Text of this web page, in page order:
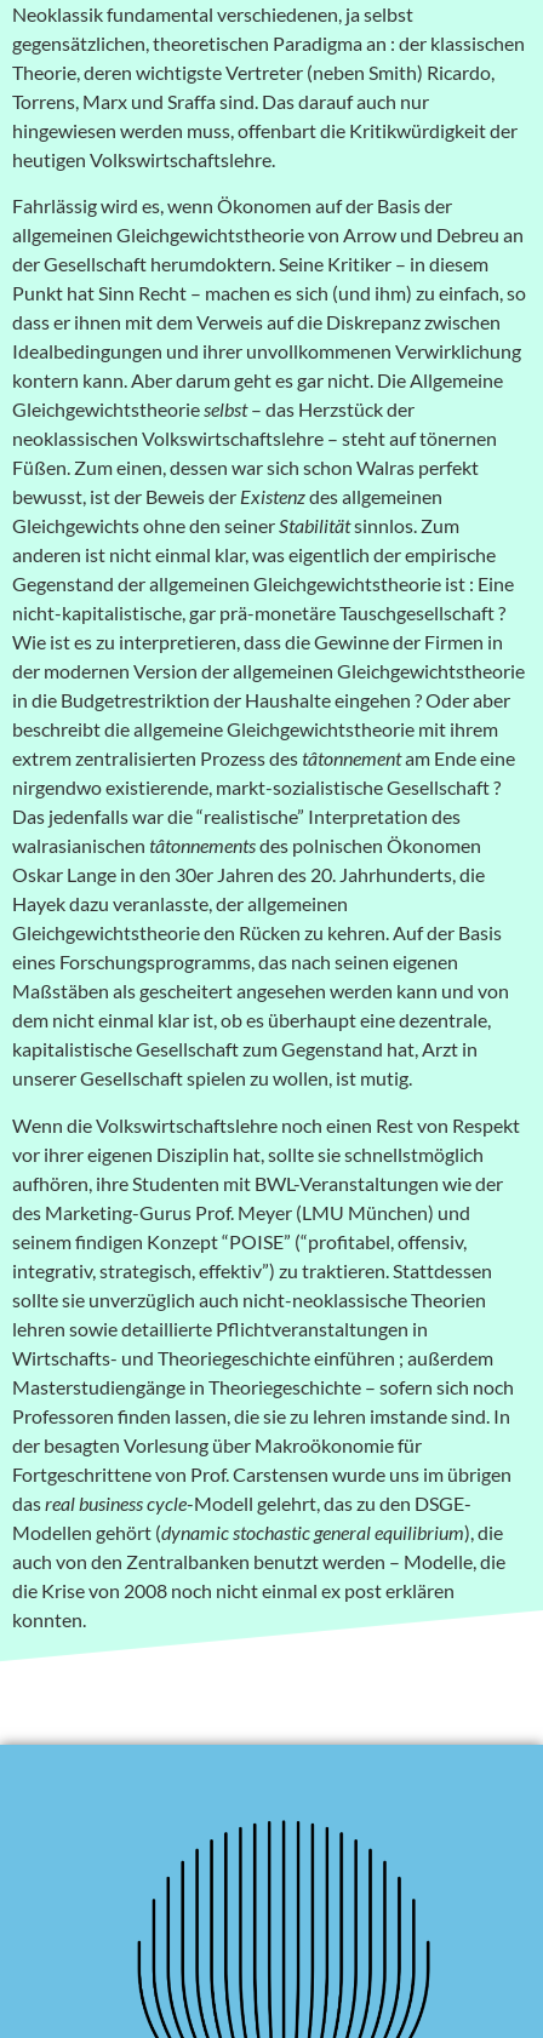
Neoklassik fundamental verschiedenen, ja selbst
gegensätzlichen, theoretischen Paradigma an : der klassischen
Theorie, deren wichtigste Vertreter (neben Smith) Ricardo,
Torrens, Marx und Sraffa sind. Das darauf auch nur
hingewiesen werden muss, offenbart die Kritikwürdigkeit der
heutigen Volkswirtschaftslehre.
Fahrlässig wird es, wenn Ökonomen auf der Basis der
allgemeinen Gleichgewichtstheorie von Arrow und Debreu an
der Gesellschaft herumdoktern. Seine Kritiker – in diesem
Punkt hat Sinn Recht – machen es sich (und ihm) zu einfach, so
dass er ihnen mit dem Verweis auf die Diskrepanz zwischen
Idealbedingungen und ihrer unvollkommenen Verwirklichung
kontern kann. Aber darum geht es gar nicht. Die Allgemeine
Gleichgewichtstheorieselbst– das Herzstück der
neoklassischen Volkswirtschaftslehre – steht auf tönernen
Füßen. Zum einen, dessen war sich schon Walras perfekt
bewusst, ist der Beweis der Existenzdes allgemeinen
Gleichgewichts ohne den seinerStabilitätsinnlos. Zum
anderen ist nicht einmal klar, was eigentlich der empirische
Gegenstand der allgemeinen Gleichgewichtstheorie ist : Eine
nicht-kapitalistische, gar prä-monetäre Tauschgesellschaft ?
Wie ist es zu interpretieren, dass die Gewinne der Firmen in
der modernen Version der allgemeinen Gleichgewichtstheorie
in die Budgetrestriktion der Haushalte eingehen ? Oder aber
beschreibt die allgemeine Gleichgewichtstheorie mit ihrem
extrem zentralisierten Prozess destâtonnementam Ende eine
nirgendwo existierende, markt-sozialistische Gesellschaft ?
Das jedenfalls war die “realistische” Interpretation des
walrasianischen tâtonnementsdes polnischen Ökonomen
Oskar Lange in den 30er Jahren des 20. Jahrhunderts, die
Hayek dazu veranlasste, der allgemeinen
Gleichgewichtstheorie den Rücken zu kehren. Auf der Basis
eines Forschungsprogramms, das nach seinen eigenen
Maßstäben als gescheitert angesehen werden kann und von
dem nicht einmal klar ist, ob es überhaupt eine dezentrale,
kapitalistische Gesellschaft zum Gegenstand hat, Arzt in
unserer Gesellschaft spielen zu wollen, ist mutig.
Wenn die Volkswirtschaftslehre noch einen Rest von Respekt
vor ihrer eigenen Disziplin hat, sollte sie schnellstmöglich
aufhören, ihre Studenten mit BWL-Veranstaltungen wie der
des Marketing-Gurus Prof. Meyer (LMU München) und
seinem findigen Konzept “POISE” (“profitabel, offensiv,
integrativ, strategisch, effektiv”) zu traktieren. Stattdessen
sollte sie unverzüglich auch nicht-neoklassische Theorien
lehren sowie detaillierte Pflichtveranstaltungen in
Wirtschafts- und Theoriegeschichte einführen ; außerdem
Masterstudiengänge in Theoriegeschichte – sofern sich noch
Professoren finden lassen, die sie zu lehren imstande sind. In
der besagten Vorlesung über Makroökonomie für
Fortgeschrittene von Prof. Carstensen wurde uns im übrigen
dasreal business cycle-Modell gelehrt, das zu den DSGE-
Modellen gehört (dynamic stochastic general equilibrium), die
auch von den Zentralbanken benutzt werden – Modelle, die
die Krise von 2008 noch nicht einmal ex post erklären
konnten.